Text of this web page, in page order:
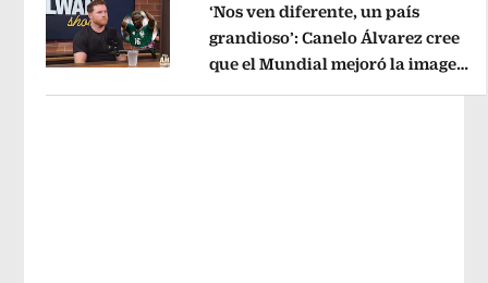
‘Nos ven diferente, un país
grandioso’: Canelo Álvarez cree
que el Mundial mejoró la imagen